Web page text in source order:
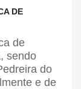
DE
de
sendo
do
e de